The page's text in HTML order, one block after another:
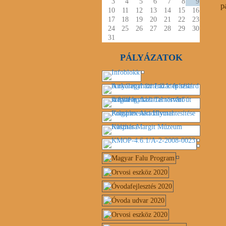
10
11 12 13 14 15
16
17
18 19 20 21 22
23
24
25 26 27 28 29
30
31
PÁLYÁZATOK